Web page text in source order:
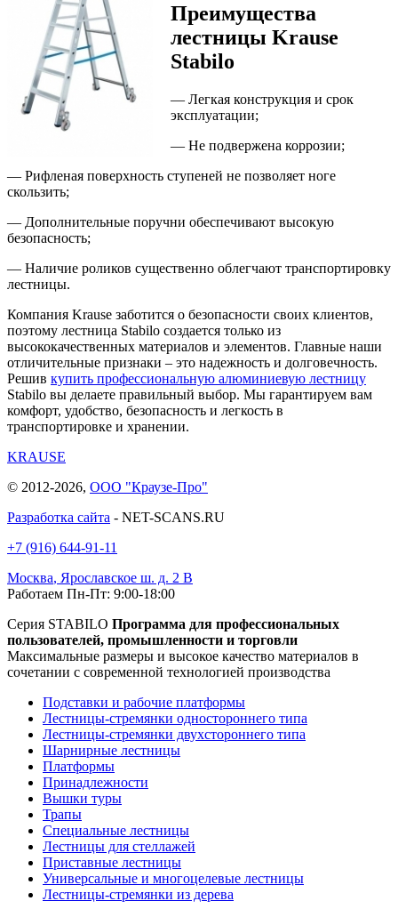
Преимущества
лестницы Krause
Stabilo
— Легкая конструкция и срок
эксплуатации;
— Не подвержена коррозии;
— Рифленая поверхность ступеней не позволяет ноге
скользить;
— Дополнительные поручни обеспечивают высокую
безопасность;
— Наличие роликов существенно облегчают транспортировку
лестницы.
Компания Krause заботится о безопасности своих клиентов,
поэтому лестница Stabilo создается только из
высококачественных материалов и элементов. Главные наши
отличительные признаки – это надежность и долговечность.
Решив купить профессиональную алюминиевую лестницу
Stabilo вы делаете правильный выбор. Мы гарантируем вам
комфорт, удобство, безопасность и легкость в
транспортировке и хранении.
KRAUSE
© 2012-2026, ООО "Краузе-Про"
Разработка сайта - NET-SCANS.RU
+7 (916) 644-91-11
Москва, Ярославское ш. д. 2 В
Работаем Пн-Пт: 9:00-18:00
Серия STABILO Программа для профессиональных
пользователей, промышленности и торговли
Максимальные размеры и высокое качество материалов в
сочетании с современной технологией производства
Подставки и рабочие платформы
Лестницы-стремянки одностороннего типа
Лестницы-стремянки двухстороннего типа
Шарнирные лестницы
Платформы
Принадлежности
Вышки туры
Трапы
Специальные лестницы
Лестницы для стеллажей
Приставные лестницы
Универсальные и многоцелевые лестницы
Лестницы-стремянки из дерева